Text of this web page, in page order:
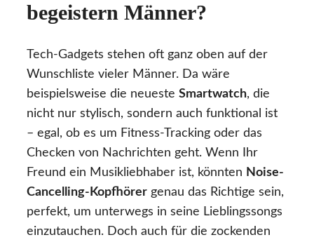
begeistern Männer?
Tech-Gadgets stehen oft ganz oben auf der
Wunschliste vieler Männer. Da wäre
beispielsweise die neueste Smartwatch, die
nicht nur stylisch, sondern auch funktional ist
– egal, ob es um Fitness-Tracking oder das
Checken von Nachrichten geht. Wenn Ihr
Freund ein Musikliebhaber ist, könnten Noise-
Cancelling-Kopfhörer genau das Richtige sein,
perfekt, um unterwegs in seine Lieblingssongs
einzutauchen. Doch auch für die zockenden